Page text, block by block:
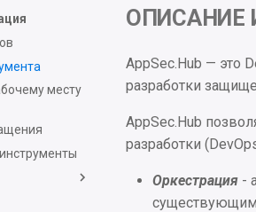
месту
ОПИСАНИЕ
AppSec.Hub — это
разработки
AppSec.Hub
разработки
Оркестрация -